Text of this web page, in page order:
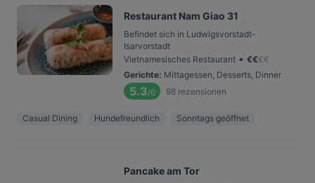
Restaurant Nam Giao 31
Befindet sich in Ludwigsvorstadt-
Isarvorstadt
Vietnamesisches Restaurant • €€€€
Gerichte: Mittagessen, Desserts, Dinner
5.3/6 98 rezensionen
Casual Dining Hundefreundlich Sonntags geöffnet
Pancake am Tor